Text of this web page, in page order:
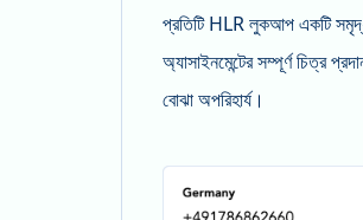
প্রতিটি HLR লুকআপ একটি সমৃদ্ধ
অ্যাসাইনমেন্টের সম্পূর্ণ চিত্র
বোঝা অপরিহার্য।